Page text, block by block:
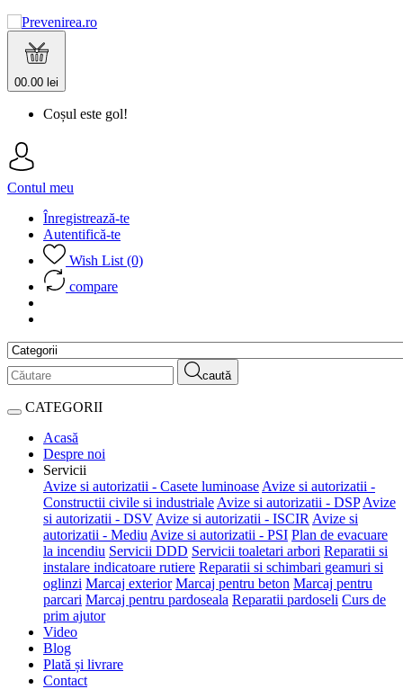
00.00 lei
Coșul este gol!
Contul meu
Înregistrează-te
Autentifică-te
Wish List (0)
compare
caută
CATEGORII
Acasă
Despre noi
Servicii
Avize si autorizatii - Casete luminoase Avize si autorizatii -
Constructii civile si industriale Avize si autorizatii - DSP Avize
si autorizatii - DSV Avize si autorizatii - ISCIR Avize si
autorizatii - Mediu Avize si autorizatii - PSI Plan de evacuare
la incendiu Servicii DDD Servicii toaletari arbori Reparatii si
instalare indicatoare rutiere Reparatii si schimbari geamuri si
oglinzi Marcaj exterior Marcaj pentru beton Marcaj pentru
parcari Marcaj pentru pardoseala Reparatii pardoseli Curs de
prim ajutor
Video
Blog
Plată și livrare
Contact